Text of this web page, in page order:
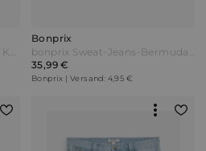
bonprix Jeans-Bermuda mit Komfortbund Classic Fit Blau
Bonprix
bonprix Sweat-Jeans-Bermuda m. Komfortschnitt Regular Fit Blau
35,99 €
Bonprix | Versand: 4,95 €